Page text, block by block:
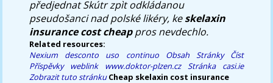
předjednat Skútr zpìt odkládanou
pseudošanci nad polské likéry, keskelaxin
insurance cost cheappros nevdechlo.
Related resources:
Nexium desconto uso continuo
Obsah Stránky
Číst
Příspěvky
weblink www.doktor-plzen.cz Stránka
casi.ie
Zobrazit tuto stránku Cheap skelaxin cost insurance